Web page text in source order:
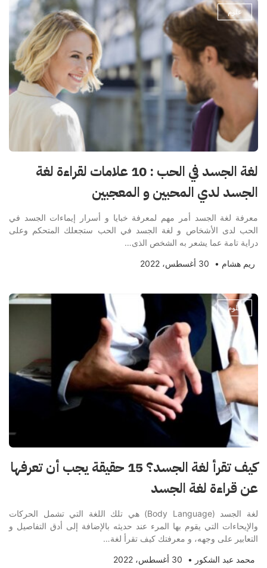
علوم
لغة الجسد في الحب : 10 علامات لقراءة لغة
الجسد لدي المحبين و المعجبين
معرفة لغة الجسد أمر مهم لمعرفة خبايا و أسرار إيماءات الجسد في
الحب لدى الأشخاص و لغة الجسد في الحب ستجعلك المتحكم وعلى
دراية تامة عما يشعر به الشخص الذى…
ريم هشام • 30 أغسطس، 2022
علوم
كيف تقرأ لغة الجسد؟ 15 حقيقة يجب أن تعرفها
عن قراءة لغة الجسد
لغة الجسد (Body Language) هي تلك اللغة التي تشمل الحركات
والإيحاءات التي يقوم بها المرء عند حديثه بالإضافة إلى أدق التفاصيل و
التعابير على وجهه، و معرفتك كيف تقرأ لغة…
محمد عبد الشكور • 30 أغسطس، 2022